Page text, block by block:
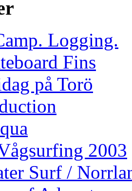
Logging.
Fins
på Torö
2003
Surf /